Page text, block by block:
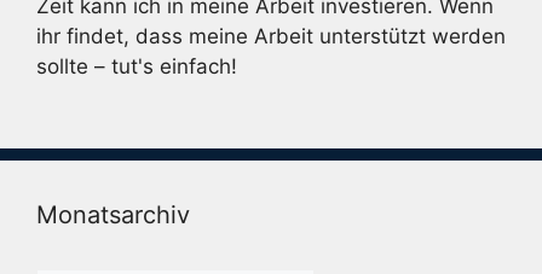
Zeit kann ich in meine Arbeit investieren. Wenn
ihr findet, dass meine Arbeit unterstützt werden
sollte – tut's einfach!
Monatsarchiv